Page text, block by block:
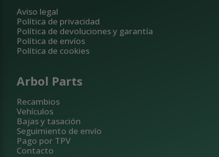
Aviso legal
Política de privacidad
Política de devoluciones y garantía
Política de envíos
Política de cookies
Arbol Parts
Recambios
Vehículos
Bajas y tasación
Seguimiento de envío
Pago por TPV
Contacto